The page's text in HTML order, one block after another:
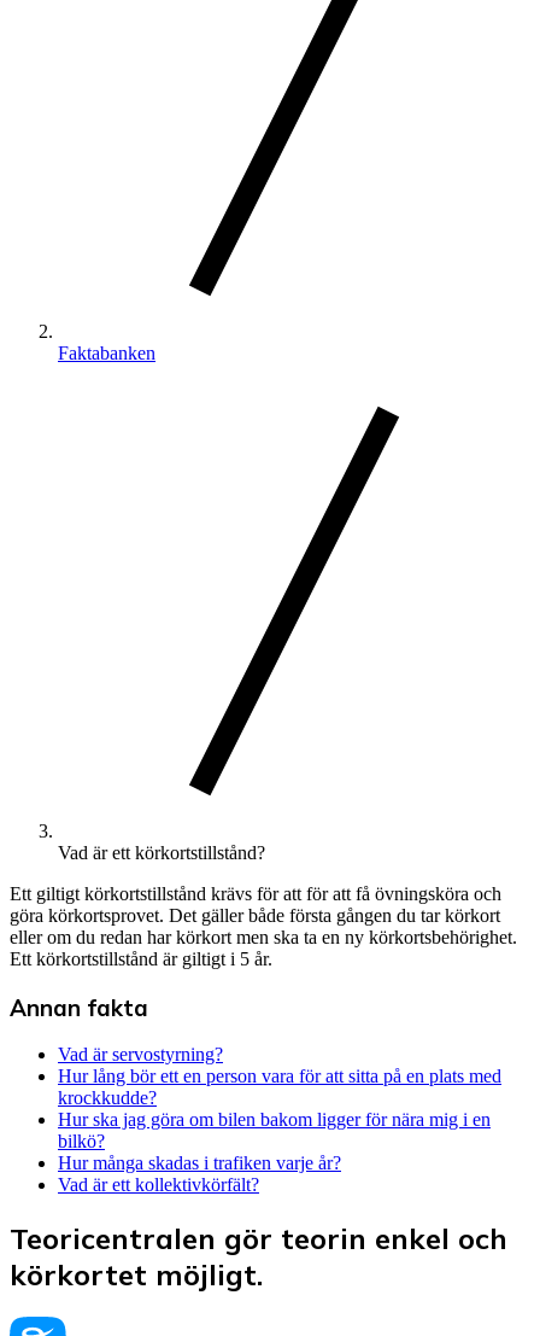
Faktabanken
Vad är ett körkortstillstånd?
Ett giltigt körkortstillstånd krävs för att för att få övningsköra och
göra körkortsprovet. Det gäller både första gången du tar körkort
eller om du redan har körkort men ska ta en ny körkortsbehörighet.
Ett körkortstillstånd är giltigt i 5 år.
Annan fakta
Vad är servostyrning?
Hur lång bör ett en person vara för att sitta på en plats med
krockkudde?
Hur ska jag göra om bilen bakom ligger för nära mig i en
bilkö?
Hur många skadas i trafiken varje år?
Vad är ett kollektivkörfält?
Teoricentralen gör teorin enkel och
körkortet möjligt.